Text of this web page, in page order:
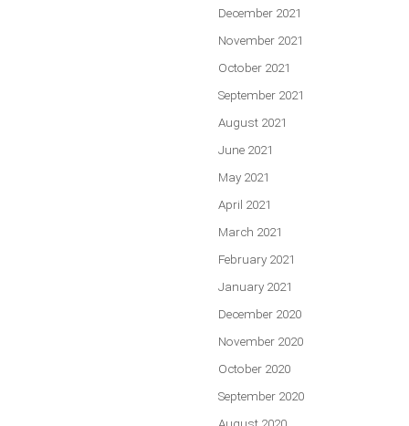
December 2021
November 2021
October 2021
September 2021
August 2021
June 2021
May 2021
April 2021
March 2021
February 2021
January 2021
December 2020
November 2020
October 2020
September 2020